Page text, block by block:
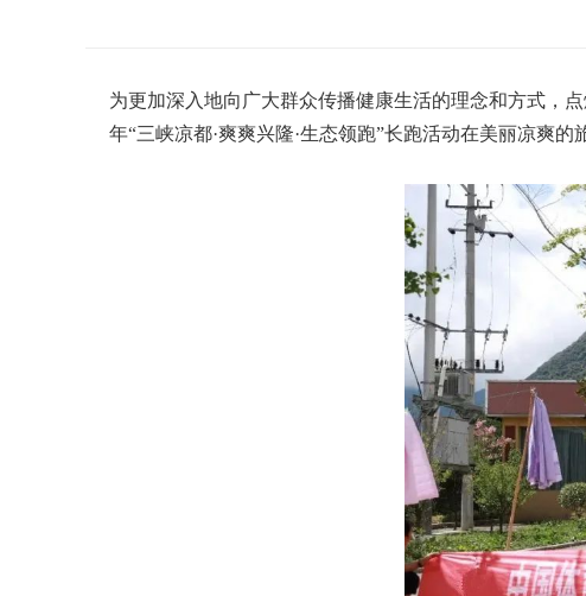
为更加深入地向广大群众传播健康生活的理念和方式，
年“三峡凉都·爽爽兴隆·生态领跑”长跑活动在美丽凉爽